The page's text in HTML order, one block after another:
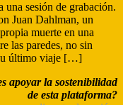
sesión de grabación.
Juan Dahlman, un
muerte en una
las paredes, no sin
último viaje […]
apoyar la sostenibilidad
de esta plataforma?